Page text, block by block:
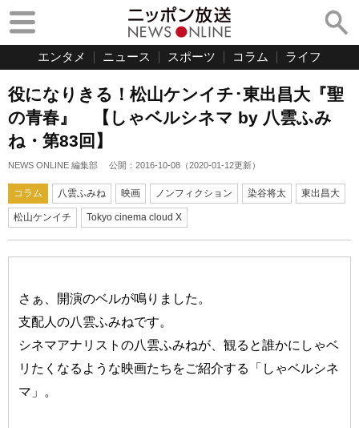
エンタメ ニュース スポーツ コラム ライフ
役になりきる！松山ケンイチ･東出昌大『聖
の青春』 【しゃベルシネマ by 八雲ふみ
ね・第83回】
NEWS ONLINE 編集部 公開： 2016-10-08 （2020-01-12更新）
コラム 八雲ふみね 映画 ノンフィクション 染谷将太 東出昌大
松山ケンイチ Tokyo cinema cloud X
さぁ、開演のベルが鳴りました。
支配人の八雲ふみねです。
シネマアナリストの八雲ふみねが、観ると誰かにしゃベ
リたくなるような映画たちをご紹介する「しゃベルシネ
マ」。